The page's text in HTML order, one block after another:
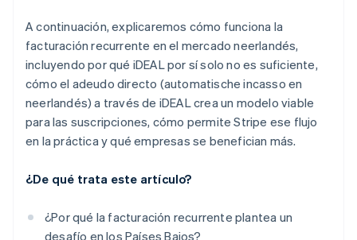
A continuación, explicaremos cómo funciona la
facturación recurrente en el mercado neerlandés,
incluyendo por qué iDEAL por sí solo no es suficiente,
cómo el adeudo directo (automatische incasso en
neerlandés) a través de iDEAL crea un modelo viable
para las suscripciones, cómo permite Stripe ese flujo
en la práctica y qué empresas se benefician más.
¿De qué trata este artículo?
¿Por qué la facturación recurrente plantea un
desafío en los Países Bajos?